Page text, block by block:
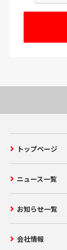
するた
報を、
い
わ
ー
トップページ
ニュース一覧
お知らせ一覧
会社情報